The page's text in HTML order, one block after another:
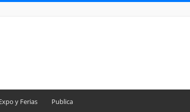
y Ferias Publica